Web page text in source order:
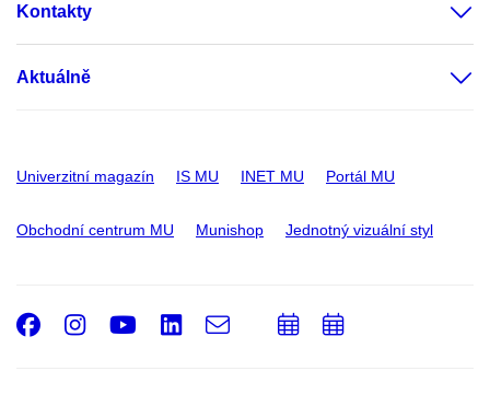
Kontakty
Aktuálně
Univerzitní magazín IS MU INET MU Portál MU
Obchodní centrum MU Munishop Jednotný vizuální styl
Facebook
Instagram
Youtube
LinkedIn
e-
Email
PřidatPřidat